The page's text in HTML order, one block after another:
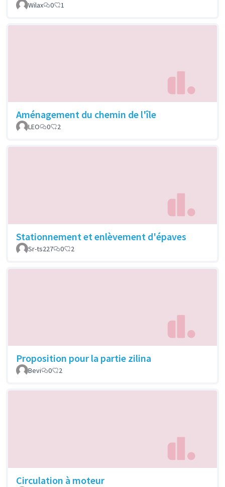
Wilax 0 1
Aménagement du chemin de l'île
LEO 0 2
Stationnement et enlèvement d'épaves
Sr-ts227 0 2
Proposition pour la partie zilina
Bevi 0 2
Circulation à moteur